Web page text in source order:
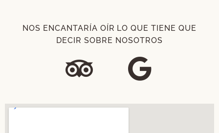
NOS ENCANTARÍA OÍR LO QUE TIENE QUE
DECIR SOBRE NOSOTROS